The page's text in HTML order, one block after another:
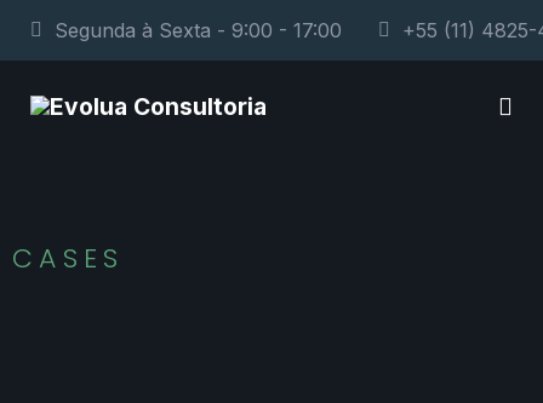
Segunda à Sexta - 9:00 - 17:00 +55 (11)
CASES